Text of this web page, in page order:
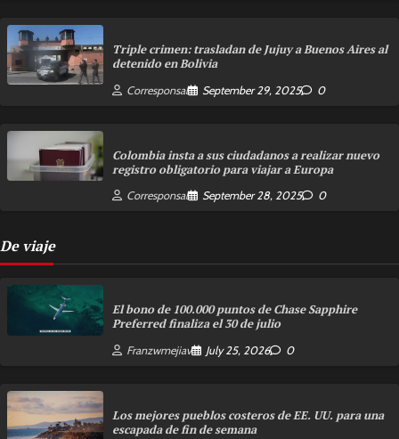
Triple crimen: trasladan de Jujuy a Buenos Aires al
detenido en Bolivia
Corresponsal September 29, 2025 0
Colombia insta a sus ciudadanos a realizar nuevo
registro obligatorio para viajar a Europa
Corresponsal September 28, 2025 0
De viaje
El bono de 100.000 puntos de Chase Sapphire
Preferred finaliza el 30 de julio
Franzwmejiav July 25, 2026 0
Los mejores pueblos costeros de EE. UU. para una
escapada de fin de semana